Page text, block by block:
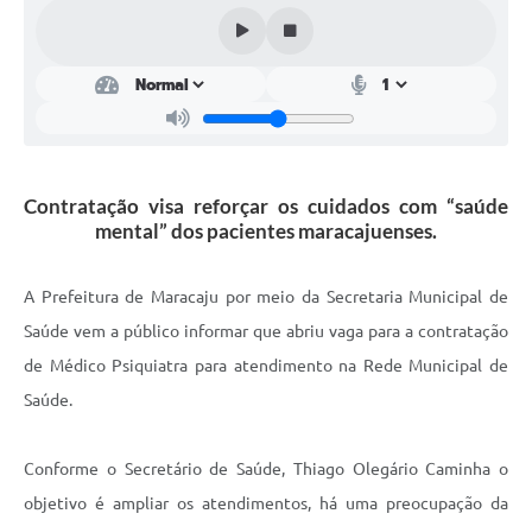
Decorrência de COVID-19 Comércio - Adesão ao
Plano Municipal de Enfrentamento da Pandemia em
Decorrência de COVID-19 Educação - Adesão ao
Downloads
Contratação visa reforçar os cuidados com “saúde
mental” dos pacientes maracajuenses.
A Prefeitura de Maracaju por meio da Secretaria Municipal de
Saúde vem a público informar que abriu vaga para a contratação
de Médico Psiquiatra para atendimento na Rede Municipal de
Saúde.
Conforme o Secretário de Saúde, Thiago Olegário Caminha o
objetivo é ampliar os atendimentos, há uma preocupação da